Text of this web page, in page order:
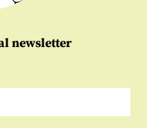
newsletter